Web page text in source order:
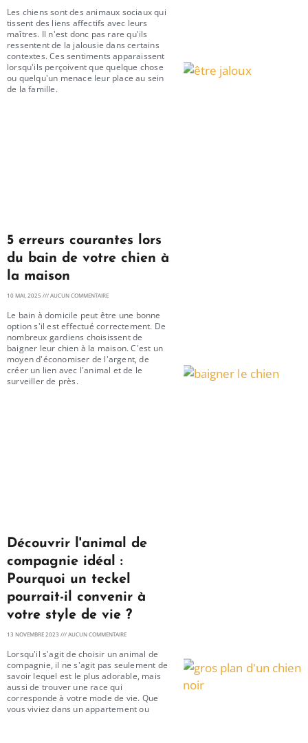
Les chiens sont des animaux sociaux qui
tissent des liens affectifs avec leurs
maîtres. Il n'est donc pas rare qu'ils
ressentent de la jalousie dans certains
contextes. Ces sentiments apparaissent
lorsqu'ils perçoivent que quelque chose
ou quelqu'un menace leur place au sein
de la famille.
5 erreurs courantes lors
du bain de votre chien à
la maison
10 MAI, 2025 AUCUN COMMENTAIRE
Le bain à domicile peut être une bonne
option s'il est effectué correctement. De
nombreux gardiens choisissent de
baigner leur chien à la maison. C'est un
moyen d'économiser de l'argent, de
créer un lien avec l'animal et de le
surveiller de près.
Découvrir l'animal de
compagnie idéal :
Pourquoi un teckel
pourrait-il convenir à
votre style de vie ?
13 NOVEMBRE 2023 AUCUN COMMENTAIRE
Lorsqu'il s'agit de choisir un animal de
compagnie, il ne s'agit pas seulement de
savoir lequel est le plus adorable, mais
aussi de trouver une race qui
corresponde à votre mode de vie. Que
vous viviez dans un appartement ou